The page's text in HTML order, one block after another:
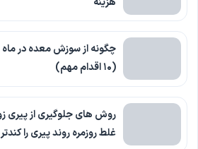
چگونه از سوزش معده در
(۱۰ اقدام مهم)
روش های جلوگیری از پیری
غلط روزمره روند پیری را